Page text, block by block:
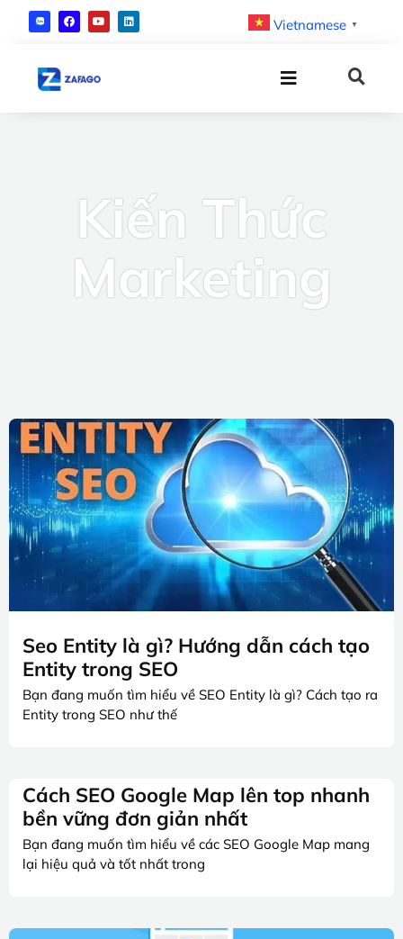
Vietnamese ▼
Kiến Thức
Marketing
Seo Entity là gì? Hướng dẫn cách tạo
Entity trong SEO
Bạn đang muốn tìm hiểu về SEO Entity là gì? Cách tạo ra
Entity trong SEO như thế
Cách SEO Google Map lên top nhanh
bền vững đơn giản nhất
Bạn đang muốn tìm hiểu về các SEO Google Map mang
lại hiệu quả và tốt nhất trong